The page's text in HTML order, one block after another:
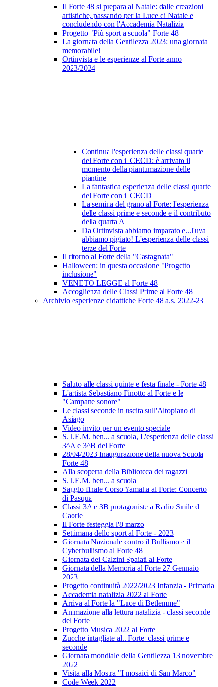
Il Forte 48 si prepara al Natale: dalle creazioni
artistiche, passando per la Luce di Natale e
concludendo con l'Accademia Natalizia
Progetto "Più sport a scuola" Forte 48
La giornata della Gentilezza 2023: una giornata
memorabile!
Ortinvista e le esperienze al Forte anno
2023/2024
Continua l'esperienza delle classi quarte
del Forte con il CEOD: è arrivato il
momento della piantumazione delle
piantine
La fantastica esperienza delle classi quarte
del Forte con il CEOD
La semina del grano al Forte: l'esperienza
delle classi prime e seconde e il contributo
della quarta A
Da Ortinvista abbiamo imparato e...l'uva
abbiamo pigiato! L'esperienza delle classi
terze del Forte
Il ritorno al Forte della "Castagnata"
Halloween: in questa occasione "Progetto
inclusione"
VENETO LEGGE al Forte 48
Accoglienza delle Classi Prime al Forte 48
Archivio esperienze didattiche Forte 48 a.s. 2022-23
Saluto alle classi quinte e festa finale - Forte 48
L'artista Sebastiano Finotto al Forte e le
"Campane sonore"
Le classi seconde in uscita sull'Altopiano di
Asiago
Video invito per un evento speciale
S.T.E.M. ben... a scuola, L'esperienza delle classi
3^A e 3^B del Forte
28/04/2023 Inaugurazione della nuova Scuola
Forte 48
Alla scoperta della Biblioteca dei ragazzi
S.T.E.M. ben... a scuola
Saggio finale Corso Yamaha al Forte: Concerto
di Pasqua
Classi 3A e 3B protagoniste a Radio Smile di
Caorle
Il Forte festeggia l'8 marzo
Settimana dello sport al Forte - 2023
Giornata Nazionale contro il Bullismo e il
Cyberbullismo al Forte 48
Giornata dei Calzini Spaiati al Forte
Giornata della Memoria al Forte 27 Gennaio
2023
Progetto continuità 2022/2023 Infanzia - Primaria
Accademia natalizia 2022 al Forte
Arriva al Forte la "Luce di Betlemme"
Animazione alla lettura natalizia - classi seconde
del Forte
Progetto Musica 2022 al Forte
Zucche intagliate al...Forte: classi prime e
seconde
Giornata mondiale della Gentilezza 13 novembre
2022
Visita alla Mostra "I mosaici di San Marco"
Code Week 2022